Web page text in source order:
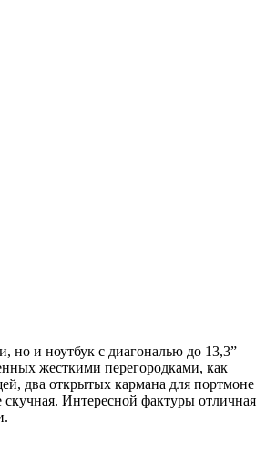
но и ноутбук с диагональю до 13,3”
жесткими перегородками, как
два открытых кармана для портмоне
Интересной фактуры отличная